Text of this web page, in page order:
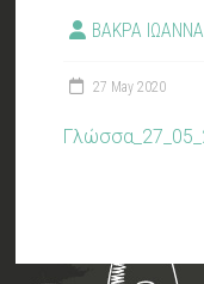
ΒΑΚΡΑ ΙΩΑΝΝΑ
27 May 2020